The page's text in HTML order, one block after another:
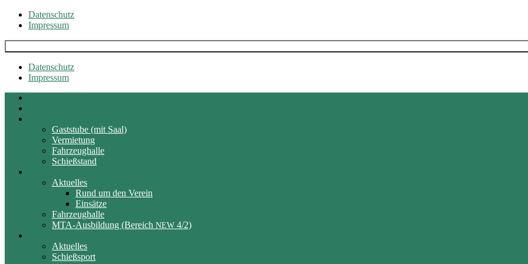
Skip
Datenschutz
Impressum
Datenschutz
Impressum
Gaststube (mit Saal)
Vermietung
Fahrzeughalle
Schießstand
Aktuelles
Rund um den Verein
Einsätze
Fahrzeughalle
MTA-Ausbildung (Bereich NEW 4/2)
Aktuelles
Schießsport